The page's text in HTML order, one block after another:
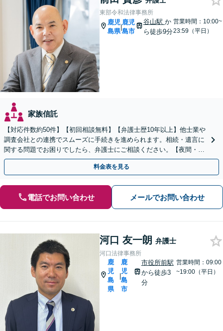
東部令和法律事務所
鹿児
島県
|
鹿児
島市
谷山駅 か
ら徒歩9分
営業時間：10:00~
23:59（平日）
家族信託
【対応件数約50件】【初回相談無料】【弁護士歴10年以上】他士業や
調査会社との連携でスムーズに手続きを進められます。相続・遺言に
関する問題でお困りでしたら、弁護士にご相談ください。【夜間・休
日相談可】【谷山駅9分】
料金表を見る
電話でお問い合わせ メールでお問い合わせ
河口 友一朗 弁護士
河口法律事務所
鹿
児
島
県
|
鹿
児
島
市
市役所前駅
から徒歩3
分
営業時間：09:00
~19:00（平日）